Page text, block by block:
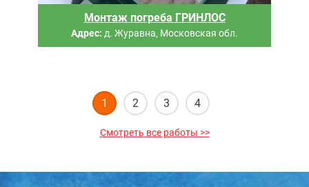
Монтаж погреба ГРИНЛОС
Адрес: д. Журавна, Московская обл.
1 2 3 4
Смотреть все работы >>